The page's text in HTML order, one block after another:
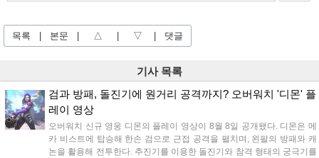
목록 본문 △ ▽ 댓글
기사 목록
검과 방패, 돌진기에 원거리 공격까지? 오버워치 '디몬' 플
레이 영상
오버워치 신규 영웅 디몬의 플레이 영상이 8월 8일 공개됐다. 디몬은 메
카 비스트에 탑승해 한손 검으로 근접 공격을 펼치며, 왼팔의 방패와 캐
논을 활용해 전투한다. 추진기를 이용한 돌진기와 참격 형태의 궁극기를